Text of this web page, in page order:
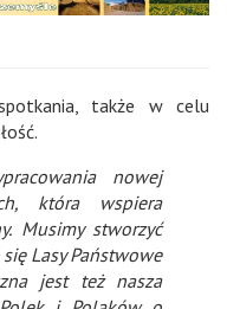
także w celu
nowej
która wspiera
Musimy stworzyć
Lasy Państwowe
jest też nasza